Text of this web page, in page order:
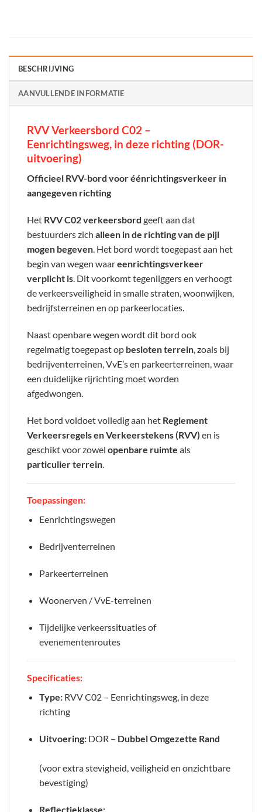
BESCHRIJVING
AANVULLENDE INFORMATIE
RVV Verkeersbord C02 –
Eenrichtingsweg, in deze richting (DOR-
uitvoering)
Officieel RVV-bord voor éénrichtingsverkeer in
aangegeven richting
Het RVV C02 verkeersbord geeft aan dat
bestuurders zich alleen in de richting van de pijl
mogen begeven. Het bord wordt toegepast aan het
begin van wegen waareenrichtingsverkeer
verplicht is. Dit voorkomt tegenliggers en verhoogt
de verkeersveiligheid in smalle straten, woonwijken,
bedrijfsterreinen en op parkeerlocaties.
Naast openbare wegen wordt dit bord ook
regelmatig toegepast op besloten terrein , zoals bij
bedrijventerreinen, VvE’s en parkeerterreinen, waar
een duidelijke rijrichting moet worden
afgedwongen.
Het bord voldoet volledig aan het Reglement
Verkeersregels en Verkeerstekens (RVV) en is
geschikt voor zowel openbare ruimte als
particulier terrein
Toepassingen:
Eenrichtingswegen
Bedrijventerreinen
Parkeerterreinen
Woonerven / VvE-terreinen
Tijdelijke verkeerssituaties of
evenementenroutes
Specificaties:
Type:RVV C02 – Eenrichtingsweg, in deze
richting
Uitvoering:DOR – Dubbel Omgezette Rand
(voor extra stevigheid, veiligheid en onzichtbare
bevestiging)
Reflectieklasse: